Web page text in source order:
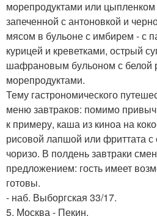
морепродуктами или цыпленком
запеченной с антоновкой и
мясом в бульоне с имбирем - с
курицей и креветками, острый
шафрановым бульоном с белой
морепродуктами.
Тему гастрономического
меню завтраков: помимо
к примеру, каша из киноа на
рисовой лапшой или фриттата
чоризо. В полдень завтраки
предложением: гость имеет
готовы.
- наб. Выборгская 33/17.
5. Москва - Пекин.